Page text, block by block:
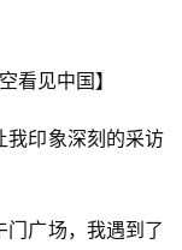
看见中国】
我印象深刻的采访
广场，我遇到了